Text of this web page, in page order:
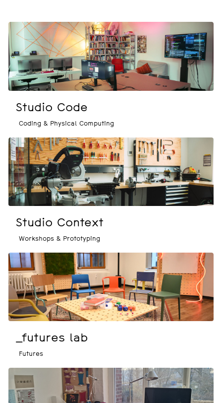
Studio Code
Coding & Physical Computing
Studio Context
Workshops & Prototyping
_futures lab
Futures